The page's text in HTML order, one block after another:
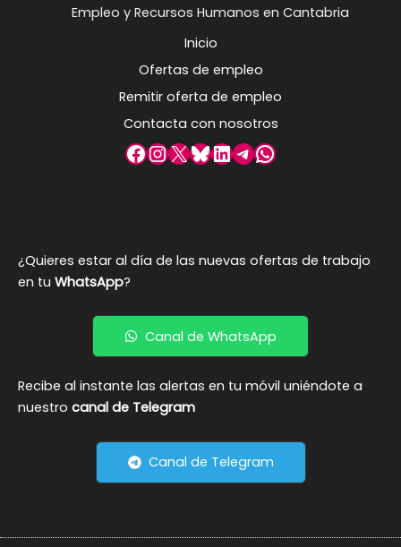
Empleo y Recursos Humanos en Cantabria
Inicio
Ofertas de empleo
Remitir oferta de empleo
Contacta con nosotros
Facebook
Instagram
X Bluesky
LinkedIn
Telegram
WhatsApp
¿Quieres estar al día de las nuevas ofertas de trabajo
en tu WhatsApp?
Canal de WhatsApp
Recibe al instante las alertas en tu móvil uniéndote a
nuestro canal de Telegram
Canal de Telegram